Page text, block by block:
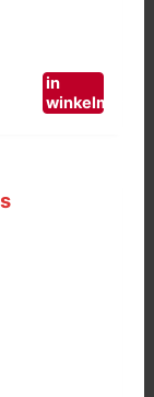
in
winkelmand